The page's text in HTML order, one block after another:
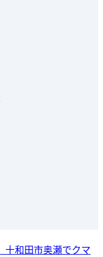
十和田市奥瀬でクマ